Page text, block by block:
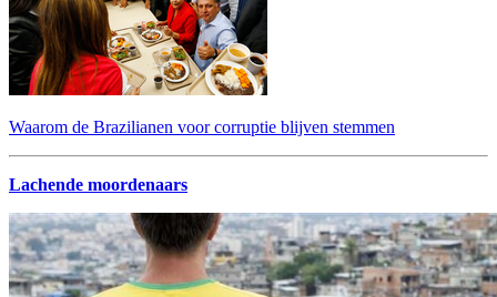
Waarom de Brazilianen voor corruptie blijven stemmen
Lachende moordenaars